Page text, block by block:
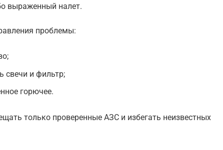
выраженный налет.
проблемы:
свечи и фильтр;
горючее.
только проверенные АЗС и избегать неизвестных